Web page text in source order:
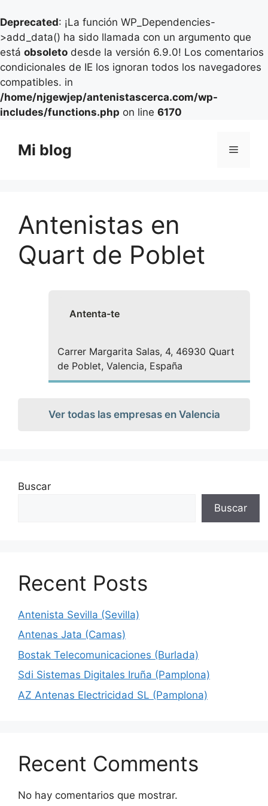
Deprecated: ¡La función WP_Dependencies-
>add_data() ha sido llamada con un argumento que
está obsoleto desde la versión 6.9.0! Los comentarios
condicionales de IE los ignoran todos los navegadores
compatibles. in
/home/njgewjep/antenistascerca.com/wp-
includes/functions.php on line 6170
contenido
Mi blog Menú
Antenistas en
Quart de Poblet
Antenta-te
Carrer Margarita Salas, 4, 46930 Quart
de Poblet, Valencia, España
Ver todas las empresas en Valencia
Buscar
Buscar
Recent Posts
Antenista Sevilla (Sevilla)
Antenas Jata (Camas)
Bostak Telecomunicaciones (Burlada)
Sdi Sistemas Digitales Iruña (Pamplona)
AZ Antenas Electricidad SL (Pamplona)
Recent Comments
No hay comentarios que mostrar.